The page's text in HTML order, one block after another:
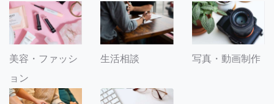
美容・ファッシ
ョン
生活相談 写真・動画制作